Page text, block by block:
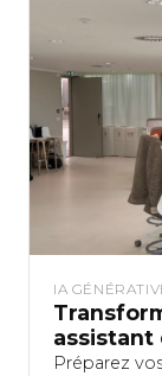
IA
assistant
Préparez